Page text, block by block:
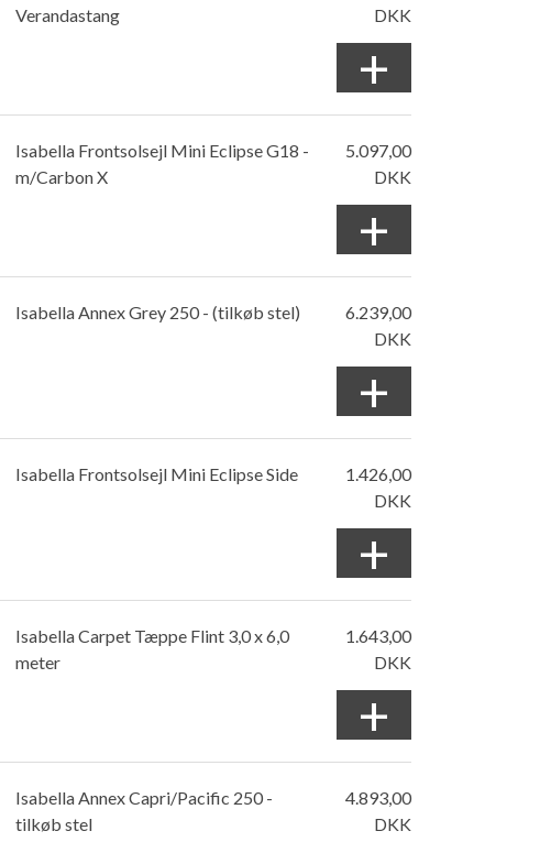
Verandastang
DKK
+
Isabella Frontsolsejl Mini Eclipse G18 -
m/Carbon X
5.097,00
DKK
+
Isabella Annex Grey 250 - (tilkøb stel)
6.239,00
DKK
+
Isabella Frontsolsejl Mini Eclipse Side
1.426,00
DKK
+
Isabella Carpet Tæppe Flint 3,0 x 6,0
meter
1.643,00
DKK
+
Isabella Annex Capri/Pacific 250 -
tilkøb stel
4.893,00
DKK